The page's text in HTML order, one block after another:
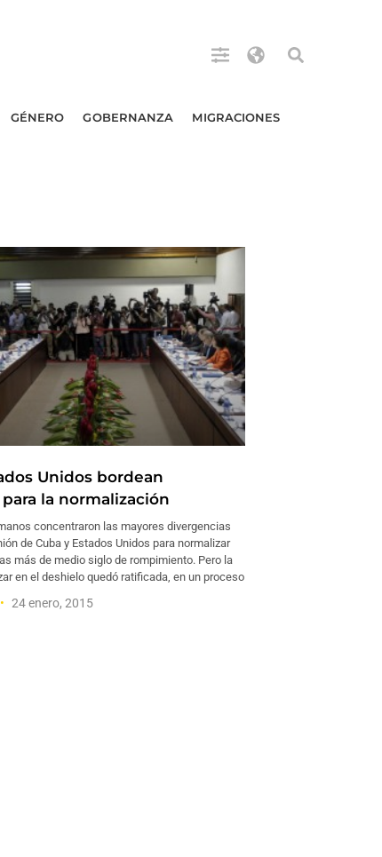
GÉNERO GOBERNANZA MIGRACIONES
Unidos bordean
la normalización
concentraron las mayores divergencias
de Cuba y Estados Unidos para normalizar
más de medio siglo de rompimiento. Pero la
en el deshielo quedó ratificada, en un proceso
24 enero, 2015